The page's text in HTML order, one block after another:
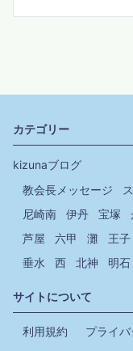
カテゴリー
kizunaブログ
教会長メッセージ
尼崎南
伊丹 宝塚
芦屋
六甲 灘 王子
垂水
西 北神 明石
サイトについて
利用規約 プライ